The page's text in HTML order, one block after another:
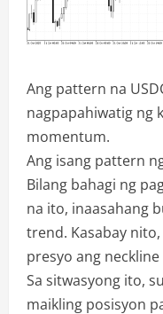
Ang pattern na
nagpapahiwatig ng
momentum.
Ang isang pattern
Bilang bahagi ng
na ito, inaasahang
trend. Kasabay
presyo ang
Sa sitwasyong ito,
maikling posisyon